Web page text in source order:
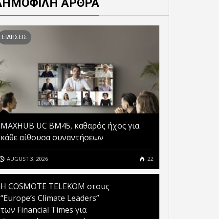
ΠΟΛΙΤΩΝ
ΚΑΙ ΕΠΙΧΕΙΡΗΣΕΩΝ
ΣΕ ΕΚΑΤΟΜΜΥΡΙΑ ΠΕΛΑΤΕΣ
ΑΡΘΡΑ
ΕΙΔΗΣΕΙΣ
MAXHUB UC BM45, καθαρός ήχος για
κάθε αίθουσα συναντήσεων
AUGUST 3, 2026 22
Η COSMOTE TELEKOM στους
“Europe’s Climate Leaders”
των Financial Times για